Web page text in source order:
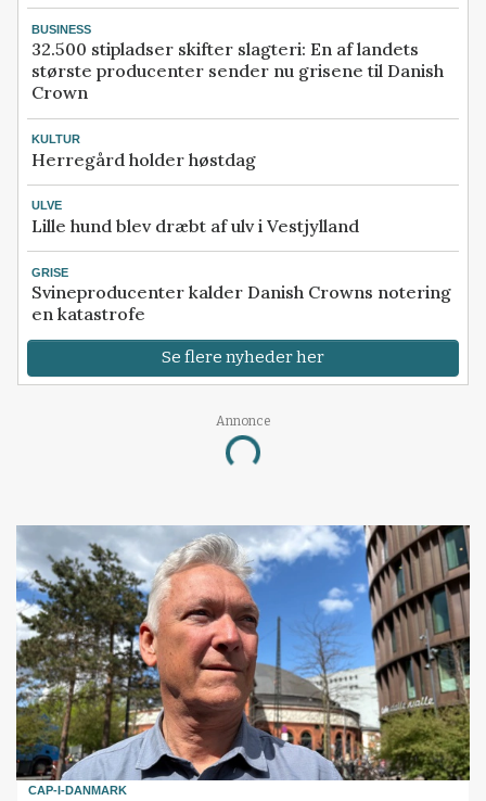
BUSINESS
32.500 stipladser skifter slagteri: En af landets
største producenter sender nu grisene til Danish
Crown
KULTUR
Herregård holder høstdag
ULVE
Lille hund blev dræbt af ulv i Vestjylland
GRISE
Svineproducenter kalder Danish Crowns notering
en katastrofe
Se flere nyheder her
Annonce
Loading...
CAP-I-DANMARK